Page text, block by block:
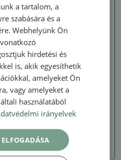
Valódi fotó
Szobai szil - Ulmus parvifolia
parvifolia - Kislevelű szilfa
a tartalom, a
szabására és a
Webhelyünk Ön
hirdetési és
is, akik egyesíthetik
amelyeket Ön
vagy amelyeket a
használatából
irányelvek
ELFOGADÁSA